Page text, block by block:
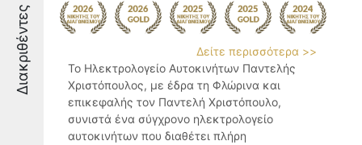
Διακριθέντες
Δείτε περισσότερα >>
Το Ηλεκτρολογείο Αυτοκινήτων Παντελής
Χριστόπουλος, με έδρα τη Φλώρινα και
επικεφαλής τον Παντελή Χριστόπουλο,
συνιστά ένα σύγχρονο ηλεκτρολογείο
αυτοκινήτων που διαθέτει πλήρη